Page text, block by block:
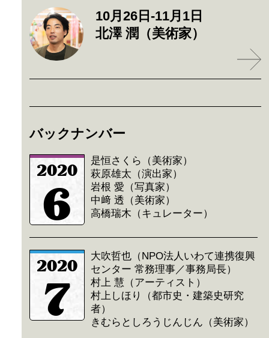
10月26日-11月1日
北澤 潤（美術家）
バックナンバー
2020
6
是恒さくら（美術家）
萩原雄太（演出家）
岩根 愛（写真家）
中﨑 透（美術家）
高橋瑞木（キュレーター）
2020
7
大吹哲也（NPO法人いわて連携復興
センター 常務理事／事務局長）
村上 慧（アーティスト）
村上しほり（都市史・建築史研究
者）
きむらとしろうじんじん（美術家）